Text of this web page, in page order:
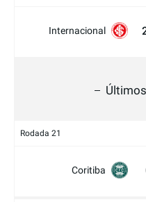
Internacional
Rodada 21
Coritiba